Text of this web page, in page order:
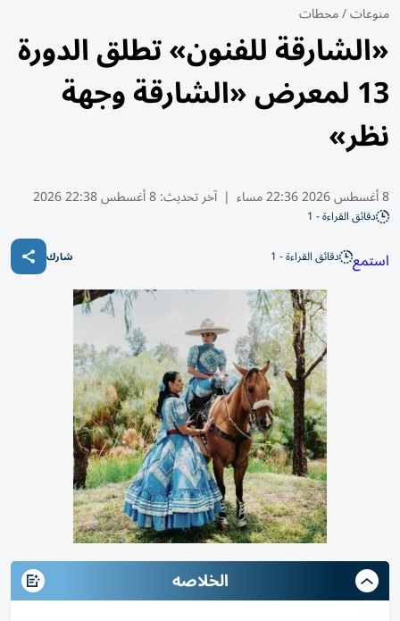
منوعات/محطات
«الشارقة للفنون» تطلق الدورة
13 لمعرض «الشارقة وجهة
نظر»
8 أغسطس 2026 22:36 مساء | آخر تحديث:8 أغسطس 22:38 2026
دقائق القراءة - 1
استمع دقائق القراءة - 1 شارك
الخلاصه